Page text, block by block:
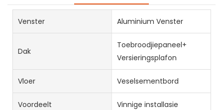
Venster Aluminium Venster
Dak
Toebroodjiepaneel+
Versieringsplafon
Vloer Veselsementbord
Voordeelt Vinnige installasie